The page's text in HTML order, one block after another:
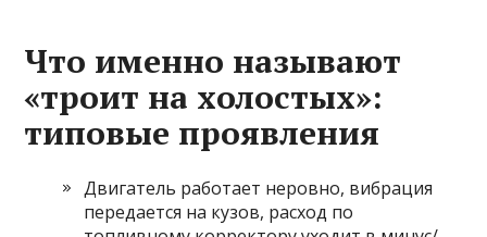
Что именно называют
«троит на холостых»:
типовые проявления
Двигатель работает неровно, вибрация
передается на кузов, расход по